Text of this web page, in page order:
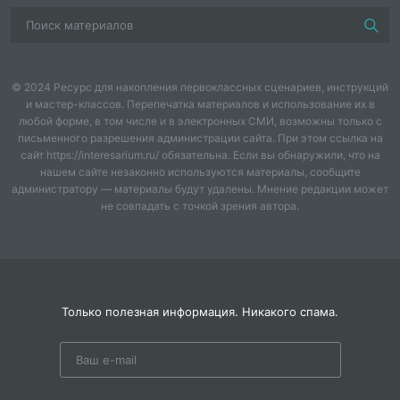
соревнование по складыванию вещей. Это не только
Разнообразие в занятиях поможет поддерживать
интерес. Можно периодически менять темы или
виды деятельности, добавляя новые элементы,
которые будут удивлять малыша. Например,
«Научный день» с простыми экспериментами или
«Экологический день», где ребята учатся заботиться
Так вы сможете чередовать более сложные задачи с
легкими и развлекать малыша, делая процесс
обучения увлекательным и естественным.
© 2024 Ресурс для накопления первоклассных сценариев, инструкций
и мастер-классов. Перепечатка материалов и использование их в
любой форме, в том числе и в электронных СМИ, возможны только с
письменного разрешения администрации сайта. При этом ссылка на
сайт https://interesarium.ru/ обязательна. Если вы обнаружили, что на
нашем сайте незаконно используются материалы, сообщите
администратору — материалы будут удалены. Мнение редакции может
не совпадать с точкой зрения автора.
Только полезная информация. Никакого спама.